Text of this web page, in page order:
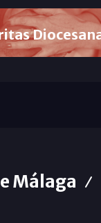
Málaga